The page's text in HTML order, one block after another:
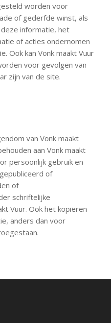
worden voor
of gederfde winst, als
informatie, het
of acties ondernomen
Ook kan Vonk maakt Vuur
voor gevolgen van
zijn van de site.
van Vonk maakt
aan Vonk maakt
persoonlijk gebruik en
of
of
schriftelijke
Vuur. Ook het kopiëren
anders dan voor